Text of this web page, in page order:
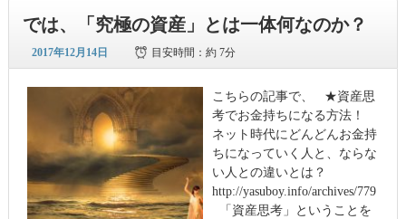
では、「究極の資産」とは一体何なのか？
2017年12月14日 目安時間：約 7分
こちらの記事で、 ★資産思
考でお金持ちになる方法！
ネット時代にどんどんお金持
ちになっていく人と、ならな
い人との違いとは？
http://yasuboy.info/archives/779
「資産思考」ということを